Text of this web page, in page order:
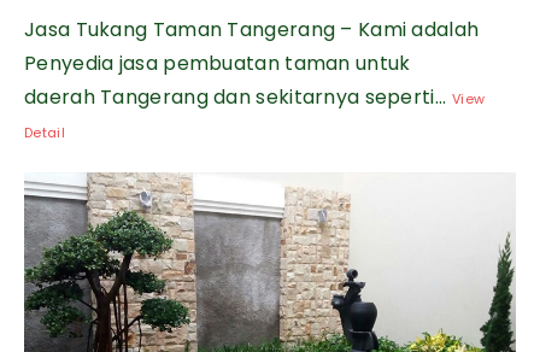
Jasa Tukang Taman Tangerang – Kami adalah
Penyedia jasa pembuatan taman untuk
daerah Tangerang dan sekitarnya seperti... View
Detail